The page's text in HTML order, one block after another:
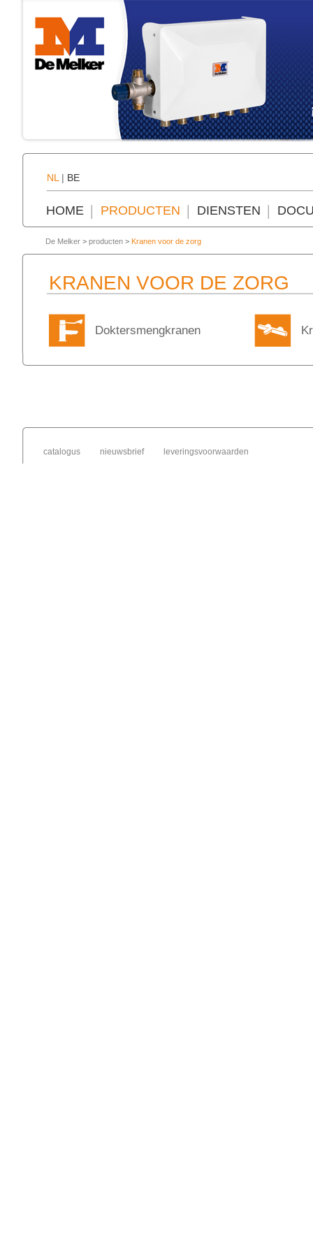
NL | BE
HOME PRODUCTEN DIENSTEN
De Melker > producten > Kranen voor de zorg
KRANEN VOOR DE ZORG
Doktersmengkranen
catalogus nieuwsbrief leveringsvoorwaarden